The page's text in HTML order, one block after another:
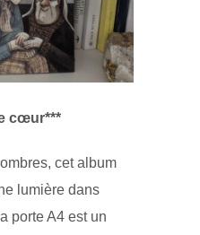
cœur***
cet album
lumière dans
porte A4 est un